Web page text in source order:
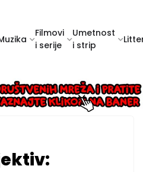
Filmovi
i serije
Umetnost
i strip